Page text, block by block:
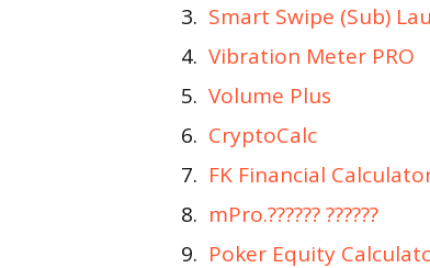
Smart Swipe (Sub)
Vibration Meter PRO
Volume Plus
CryptoCalc
FK Financial
mPro.?????? ??????
Poker Equity